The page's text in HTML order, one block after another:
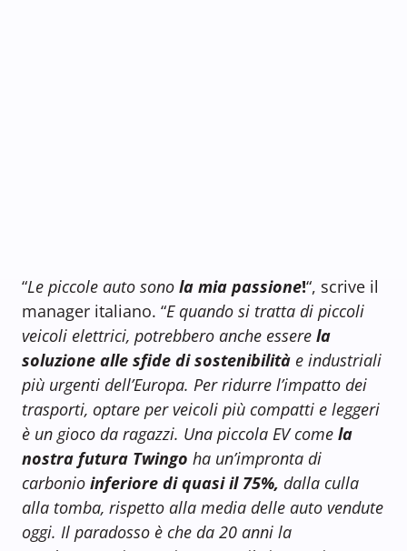
“Le piccole auto sono la mia passione!“, scrive il
manager italiano.​ “E quando si tratta di piccoli
veicoli elettrici, potrebbero anche essere la
soluzione alle sfide di sostenibilità e industriali
più urgenti dell’Europa. Per ridurre l’impatto dei
trasporti, optare per veicoli più compatti e leggeri
è un gioco da ragazzi. Una piccola EV come la
nostra futura Twingo ha un’impronta di
carbonio inferiore di quasi il 75%, dalla culla
alla tomba, rispetto alla media delle auto vendute
oggi. Il paradosso è che da 20 anni la